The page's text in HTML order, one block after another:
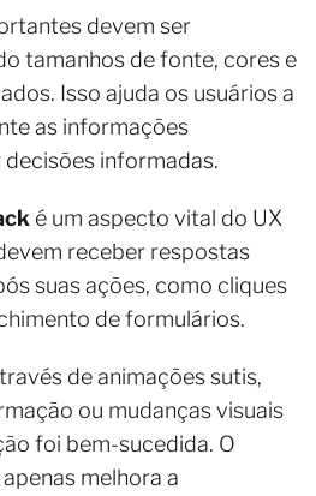
devem ser
tamanhos de fonte, cores e
Isso ajuda os usuários a
as informações
informadas.
é um aspecto vital do UX
receber respostas
suas ações, como cliques
de formulários.
de animações sutis,
ou mudanças visuais
foi bem-sucedida. O
melhora a